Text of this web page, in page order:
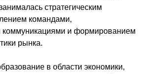
стратегическим
командами,
и формированием
рынка.
в области экономики,